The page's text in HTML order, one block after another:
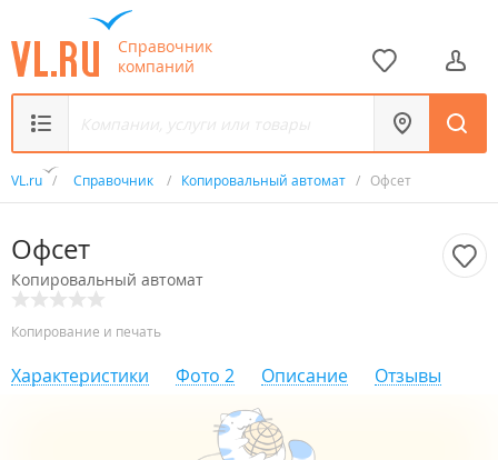
Справочник
компаний
VL.ru / Справочник / Копировальный автомат / Офсет
Офсет
Копировальный автомат
Копирование и печать
Характеристики Фото 2 Описание Отзывы